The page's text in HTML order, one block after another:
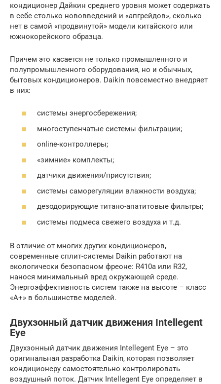
кондиционер Дайкин среднего уровня может содержать
в себе столько нововведений и «апгрейдов», сколько
нет в самой «продвинутой» модели китайского или
южнокорейского образца.
Причем это касается не только промышленного и
полупромышленного оборудования, но и обычных,
бытовых кондиционеров. Daikin повсеместно внедряет
в них:
системы энергосбережения;
многоступенчатые системы фильтрации;
online-контроллеры;
«зимние» комплекты;
датчики движения/присутствия;
системы саморегуляции влажности воздуха;
дезодорирующие титано-апатитовые фильтры;
системы подмеса свежего воздуха и т.д.
В отличие от многих других кондиционеров,
современные сплит-системы Daikin работают на
экологически безопасном фреоне: R410a или R32,
нанося минимальный вред окружающей среде.
Энергоэффективность систем также на высоте – класс
«А+» в большинстве моделей.
Двухзонный датчик движения Intellegent
Eye
Двухзонный датчик движения Intellegent Eye – это
оригинальная разработка Daikin, которая позволяет
кондиционеру самостоятельно контролировать
воздушный поток. Датчик Intellegent Eye определяет в